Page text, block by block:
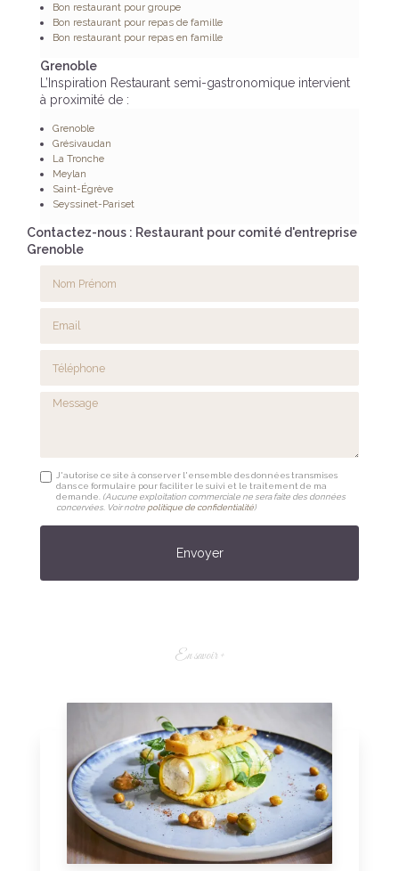
Bon restaurant pour groupe
Bon restaurant pour repas de famille
Bon restaurant pour repas en famille
Grenoble
L’Inspiration Restaurant semi-gastronomique intervient
à proximité de :
Grenoble
Grésivaudan
La Tronche
Meylan
Saint-Égrève
Seyssinet-Pariset
Contactez-nous : Restaurant pour comité d'entreprise
Grenoble
Message
J'autorise ce site à conserver l'ensemble des données transmises
dans ce formulaire pour faciliter le suivi et le traitement de ma
demande. (Aucune exploitation commerciale ne sera faite des données
concervées. Voir notre politique de confidentialité)
En savoir +